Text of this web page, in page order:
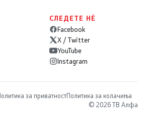
СЛЕДЕТЕ НÉ
Facebook
X / Twitter
YouTube
Instagram
за приватностПолитика за колачиња
© 2026 ТВ Алфа